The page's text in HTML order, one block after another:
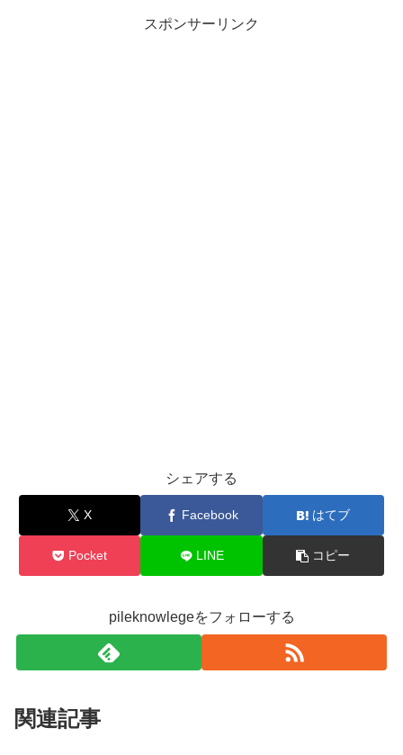
スポンサーリンク
シェアする
X Facebook はてブ
Pocket LINE コピー
pileknowlegeをフォローする
関連記事